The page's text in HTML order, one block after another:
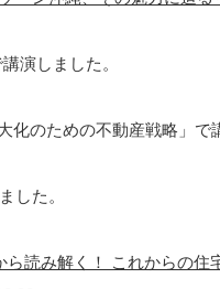
演しました。
のための不動産戦略」で
した。
読み解く！ これからの住